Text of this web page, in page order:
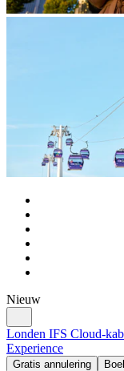
Nieuw
Londen IFS Cloud-
Experience
Gratis annulering